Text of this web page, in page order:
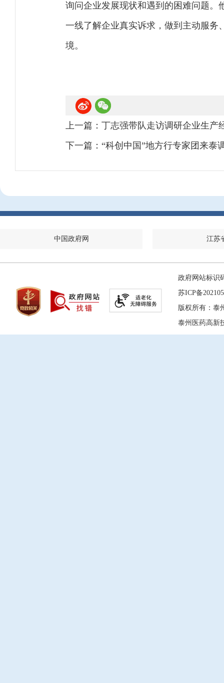
询问企业发展现状和遇到的困难问题。
一线了解企业真实诉求，做到主动服务
境。
上一篇： 丁志强带队走访调研企业生产
下一篇： “科创中国”地方行专家团来泰
中国政府网 江苏
政府网站标识
苏ICP备
版权所有：泰
泰州医药高新